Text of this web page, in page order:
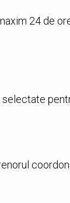
24 de